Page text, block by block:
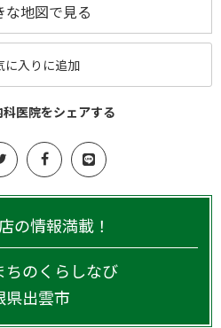
な地図で見る
に入りに追加
医院をシェアする
の情報満載！
ちのくらしなび
県出雲市